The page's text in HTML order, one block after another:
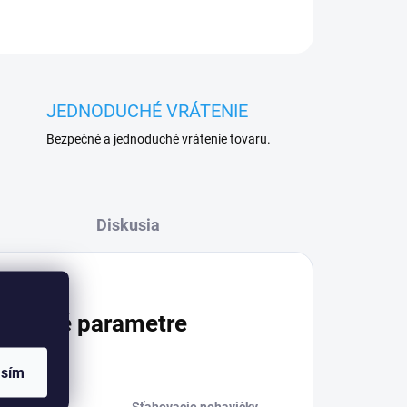
JEDNODUCHÉ VRÁTENIE
Bezpečné a jednoduché vrátenie tovaru.
Diskusia
parametre